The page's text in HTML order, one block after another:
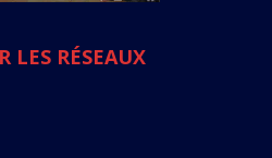
LES RÉSEAUX